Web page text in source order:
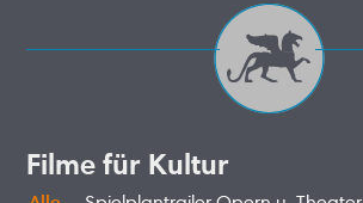
Filme für Kultur